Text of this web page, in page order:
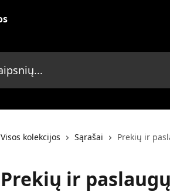
Visos kolekcijos Sąrašai Prekių ir
Prekių ir